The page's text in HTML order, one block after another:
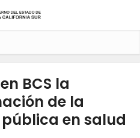
BCS la
de la
en salud